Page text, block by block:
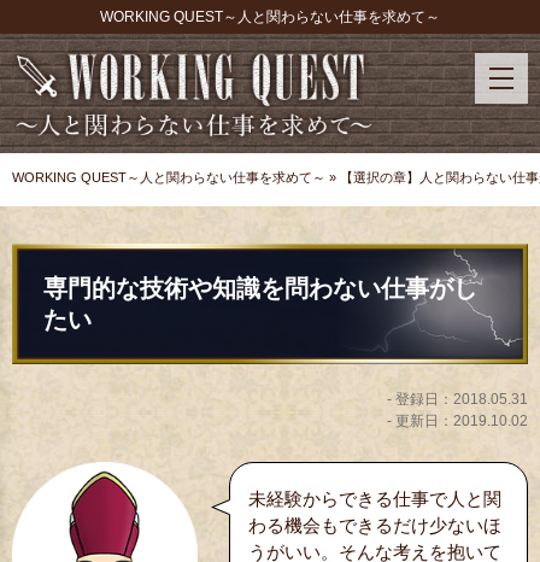
WORKING QUEST～人と関わらない仕事を求めて～
WORKING QUEST～人と関わらない仕事を求めて～ » 【選択の章】人と関わらない仕
専門的な技術や知識を問わない仕事がし
たい
- 登録日： 2018.05.31
- 更新日： 2019.10.02
未経験からできる仕事で人と関
わる機会もできるだけ少ないほ
うがいい。そんな考えを抱いて